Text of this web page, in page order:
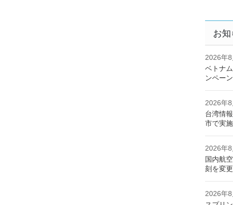
お
2026年8
ベトナ
ンペー
2026年8
台湾情報
市で実
2026年8
国内航
刻を変
2026年8